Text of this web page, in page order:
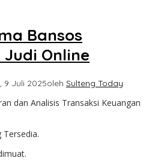
Bansos
Online
9 Juli 2025oleh Sulteng Today
dan Analisis Transaksi Keuangan
Tersedia.